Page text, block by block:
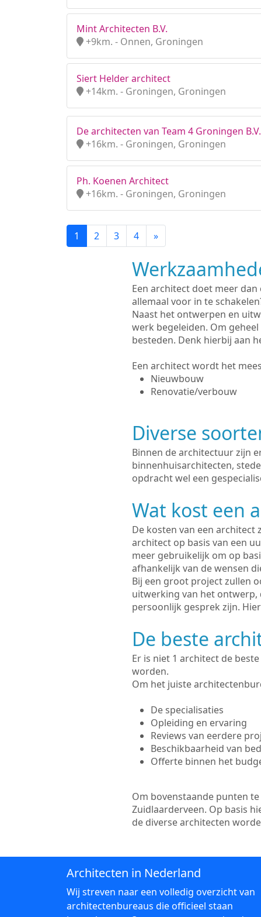
Mint Architecten B.V.
+9km. - Onnen, Groningen
Siert Helder architect
+14km. - Groningen, Groningen
De architecten van Team 4 Groningen B.V.
+16km. - Groningen, Groningen
Ph. Koenen Architect
+16km. - Groningen, Groningen
1 2 3 4 »
Een architect doet meer
allemaal voor in te
Naast het ontwerpen en
werk begeleiden. Om
besteden. Denk hierbij aan
Een architect wordt het
Nieuwbouw
Renovatie/verbouw
Diverse
Binnen de architectuur zijn
binnenhuisarchitecten,
opdracht wel een
Wat kost een
De kosten van een
architect op basis van een
meer gebruikelijk om op
afhankelijk van de wensen
Bij een groot project zullen
uitwerking van het ontwerp,
persoonlijk gesprek zijn.
De beste
Er is niet 1 architect de
worden.
Om het juiste
De specialisaties
Opleiding en ervaring
Reviews van eerdere
Beschikbaarheid van
Offerte binnen het
Om bovenstaande punten
Zuidlaarderveen. Op basis
de diverse architecten
Architecten in Nederland
Wij streven naar een volledig overzicht van
architectenbureaus die officieel staan